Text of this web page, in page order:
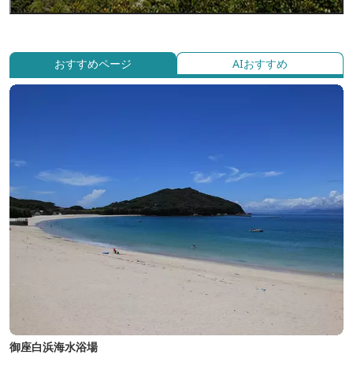
おすすめページ AIおすすめ
御座白浜海水浴場